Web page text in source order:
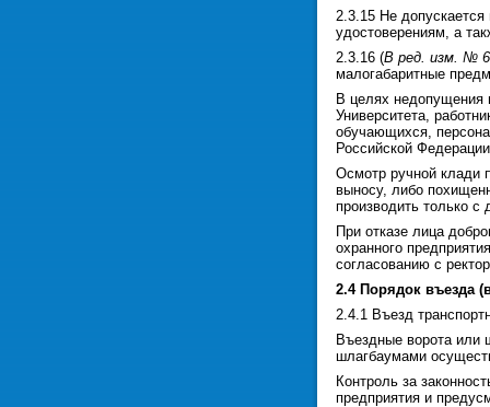
2.3.15 Не
удостоверениям, а
2.3.16 (В ред. изм. №
малогабаритные
В целях недопущения
Университета,
обучающихся,
Российской
Осмотр ручной клади
выносу, либо
производить только с
При отказе лица
охранного
согласованию с
2.4 Порядок въезда
2.4.1 Въезд
Въездные ворота или
шлагбаумами
Контроль за
предприятия и